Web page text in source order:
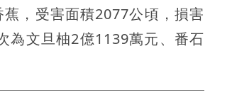
，受害面積2077公頃，損害
為文旦柚2億1139萬元、番石